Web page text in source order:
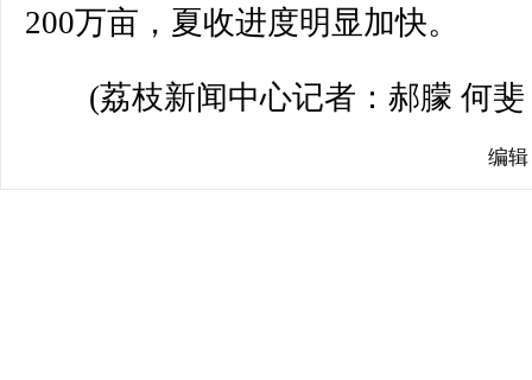
200万亩，夏收进度明显加快。
(荔枝新闻中心记者：郝朦 何斐
编